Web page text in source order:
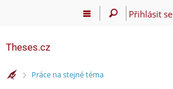
Přihlásit se
Theses.cz
>Práce na stejné téma